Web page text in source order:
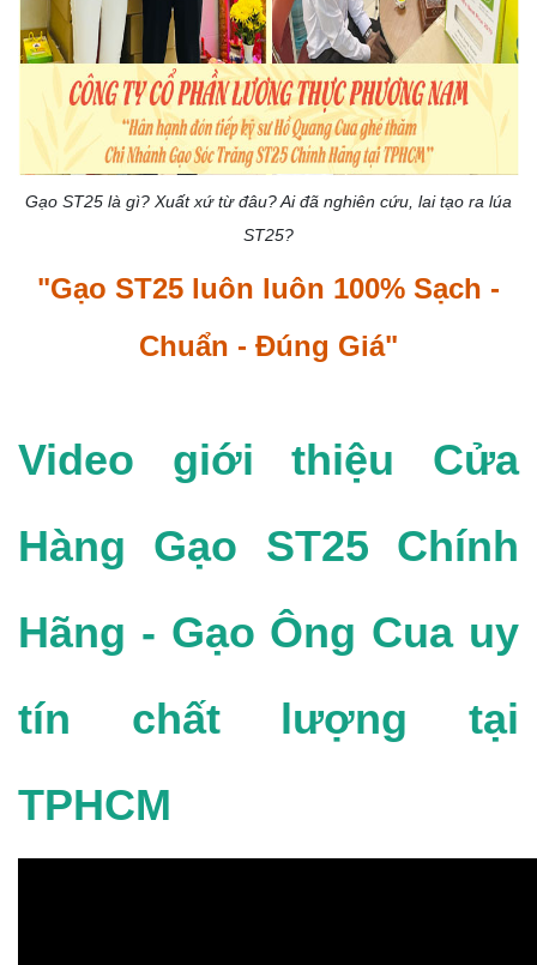
Gạo ST25 là gì? Xuất xứ từ đâu? Ai đã nghiên cứu, lai tạo ra lúa
ST25?
"Gạo ST25 luôn luôn 100% Sạch -
Chuẩn - Đúng Giá"
Video giới thiệu Cửa
Hàng Gạo ST25 Chính
Hãng - Gạo Ông Cua uy
tín chất lượng tại
TPHCM